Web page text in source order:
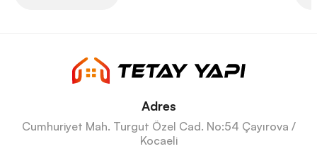
Adres
Cumhuriyet Mah. Turgut Özel Cad. No:54 Çayırova /
Kocaeli